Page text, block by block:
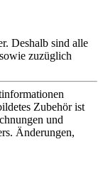
Deshalb sind alle
zuzüglich
Zubehör ist
und
Änderungen,